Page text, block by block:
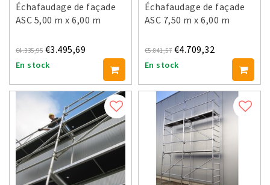
Échafaudage de façade
ASC 5,00 m x 6,00 m
€4.335,95 €3.495,69
En stock
Échafaudage de façade
ASC 7,50 m x 6,00 m
€5.841,57 €4.709,32
En stock